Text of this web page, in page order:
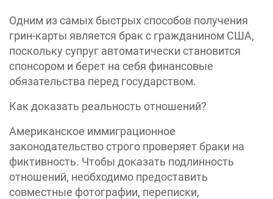
Одним из самых быстрых способов получения
грин-карты является брак с гражданином США,
поскольку супруг автоматически становится
спонсором и берет на себя финансовые
обязательства перед государством.
Как доказать реальность отношений?
Американское иммиграционное
законодательство строго проверяет браки на
фиктивность. Чтобы доказать подлинность
отношений, необходимо предоставить
совместные фотографии, переписки,